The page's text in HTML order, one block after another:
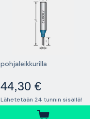
pohjaleikkurilla
44,30 €
Lähetetään 24 tunnin sisällä!